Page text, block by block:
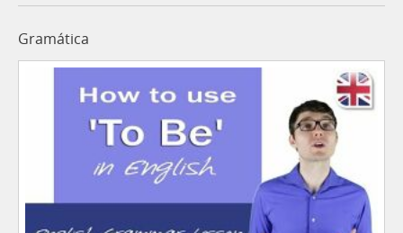
Gramática